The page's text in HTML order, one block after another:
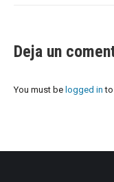
Deja un
You must be logged in to